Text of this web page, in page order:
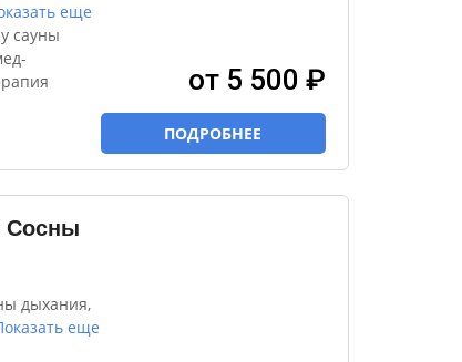
еще
сауны
от 5 500 ₽
ПОДРОБНЕЕ
Сосны
дыхания,
еще